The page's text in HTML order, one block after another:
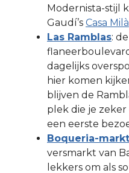
Modernista-stijl
Gaudí’s Casa Milà
Las Ramblas:
dagelijks
hier komen
blijven de
plek die je
een eerste
Boqueria-markt
versmarkt van
lekkers om als